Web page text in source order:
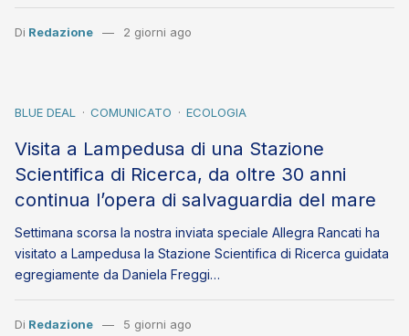
Di Redazione 2 giorni ago
BLUE DEAL COMUNICATO ECOLOGIA
Visita a Lampedusa di una Stazione
Scientifica di Ricerca, da oltre 30 anni
continua l’opera di salvaguardia del mare
Settimana scorsa la nostra inviata speciale Allegra Rancati ha
visitato a Lampedusa la Stazione Scientifica di Ricerca guidata
egregiamente da Daniela Freggi…
Di Redazione 5 giorni ago